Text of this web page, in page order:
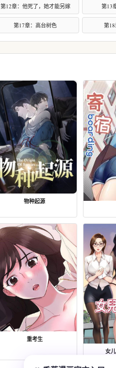
第12章：他死了，她才能另嫁 第13
第17章：高台树色 第
物种起源
重考生
女